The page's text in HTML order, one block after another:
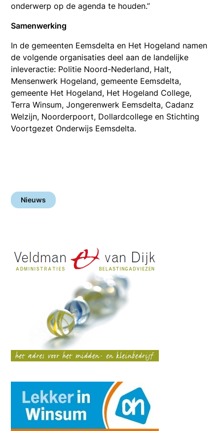
onderwerp op de agenda te houden.”
Samenwerking
In de gemeenten Eemsdelta en Het Hogeland namen
de volgende organisaties deel aan de landelijke
inleveractie: Politie Noord-Nederland, Halt,
Mensenwerk Hogeland, gemeente Eemsdelta,
gemeente Het Hogeland, Het Hogeland College,
Terra Winsum, Jongerenwerk Eemsdelta, Cadanz
Welzijn, Noorderpoort, Dollardcollege en Stichting
Voortgezet Onderwijs Eemsdelta.
Nieuws